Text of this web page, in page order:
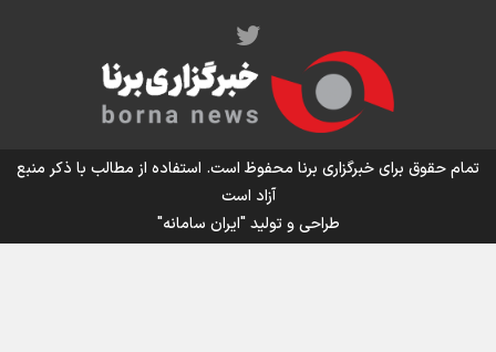
اینفو برنا/ میزان مالیات بر ارزش افزوده چقدر است؟
تمام حقوق برای خبرگزاری برنا محفوظ است. استفاده از مطالب با ذکر منبع
آزاد است
طراحی و تولید"ایران سامانه"